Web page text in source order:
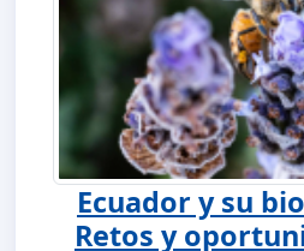
Ecuador y su
Retos y